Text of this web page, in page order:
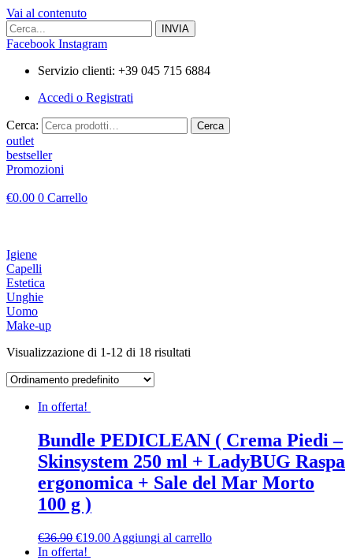
Vai al contenuto
Facebook Instagram
Servizio clienti: +39 045 715 6884
Accedi o Registrati
Cerca: Cerca
outlet
bestseller
Promozioni
€0.00 0 Carrello
Igiene
Capelli
Estetica
Unghie
Uomo
Make-up
Visualizzazione di 1-12 di 18 risultati
In offerta!
Bundle PEDICLEAN ( Crema Piedi –
Skinsystem 250 ml + LadyBUG Raspa
ergonomica + Sale del Mar Morto
100 g )
€36.90 €19.00 Aggiungi al carrello
In offerta!